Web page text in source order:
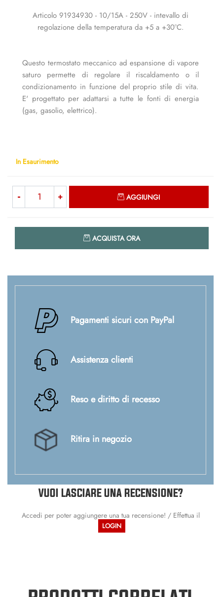
Articolo 91934930 - 10/15A - 250V - intevallo di
regolazione della temperatura da +5 a +30°C.
Questo termostato meccanico ad espansione di vapore
saturo permette di regolare il riscaldamento o il
condizionamento in funzione del proprio stile di vita.
E' progettato per adattarsi a tutte le fonti di energia
(gas, gasolio, elettrico).
In Esaurimento
AGGIUNGI
ACQUISTA ORA
Pagamenti sicuri con PayPal
Assistenza clienti
Reso e diritto di recesso
Ritira in negozio
VUOI LASCIARE UNA RECENSIONE?
Accedi per poter aggiungere una tua recensione! / Effettua il
LOGIN